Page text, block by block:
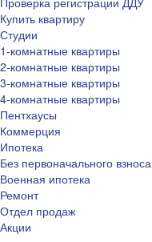
Купить квартиру
Студии
1-комнатные квартиры
2-комнатные квартиры
3-комнатные квартиры
4-комнатные квартиры
Пентхаусы
Коммерция
Ипотека
Без первоначального взноса
Военная ипотека
Ремонт
Отдел продаж
Акции